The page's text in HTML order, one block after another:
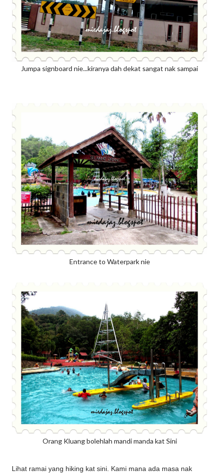
Jumpa signboard nie...kiranya dah dekat sangat nak sampai
Entrance to Waterpark nie
Orang Kluang bolehlah mandi manda kat Sini
Lihat ramai yang hiking kat sini. Kami mana ada masa nak